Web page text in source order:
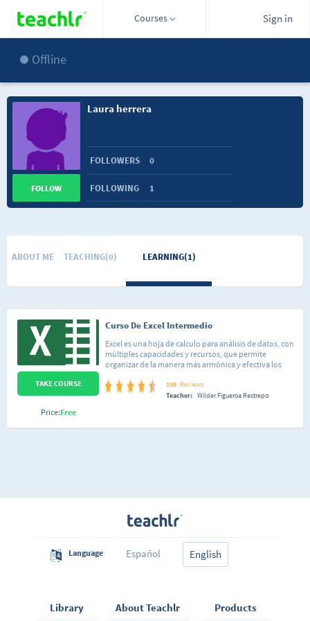
Courses Sign in
Offline
Laura herrera
FOLLOWERS 0
FOLLOWING 1
FOLLOW
ABOUT ME TEACHING(0) LEARNING(1)
Curso De Excel Intermedio
Excel es una hoja de calculo para análisis de datos, con
múltiples capacidades y recursos, que permite
organizar de la manera más armónica y efectiva los
hacer cálculos a partir de fórmulas y funciones; generar
gráficos para representar nuestra información; crear
198 Reviews
Teacher: Wilder Figueroa Restrepo
TAKE COURSE
Price:Free
Language Español English
Library About Teachlr Products